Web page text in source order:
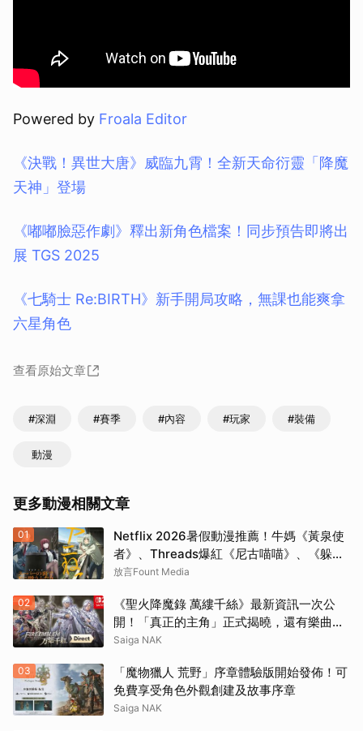
Powered by Froala Editor
《決戰！異世大唐》威臨九霄！全新天命衍靈「降魔
天神」登場
《嘟嘟臉惡作劇》釋出新角色檔案！同步預告即將出
展 TGS 2025
《七騎士 Re:BIRTH》新手開局攻略，無課也能爽拿
六星角色
查看原始文章
#深淵 #賽季 #內容 #玩家 #裝備
動漫
更多動漫相關文章
01
Netflix 2026暑假動漫推薦！牛媽《黃泉使
者》、Threads爆紅《尼古喵喵》、《躲在
超市後門抽菸的兩人》7部話題必追番一次
放言Fount Media
02
《聖火降魔錄 萬縷千絲》最新資訊一次公
開！「真正的主角」正式揭曉，還有樂曲上
架、漫畫連載等新消息
Saiga NAK
03
「魔物獵人 荒野」序章體驗版開始發佈！可
免費享受角色外觀創建及故事序章
Saiga NAK